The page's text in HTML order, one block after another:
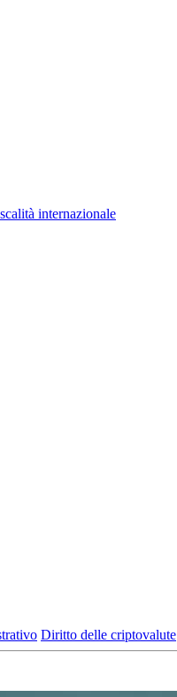
internazionale
Diritto delle criptovalute